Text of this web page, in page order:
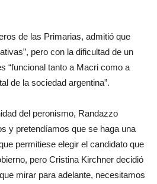
de las Primarias, admitió que
pero con la dificultad de un
“funcional tanto a Macri como a
de la sociedad argentina”.
del peronismo, Randazzo
y pretendíamos que se haga una
permitiese elegir el candidato que
pero Cristina Kirchner decidió
mirar para adelante, necesitamos